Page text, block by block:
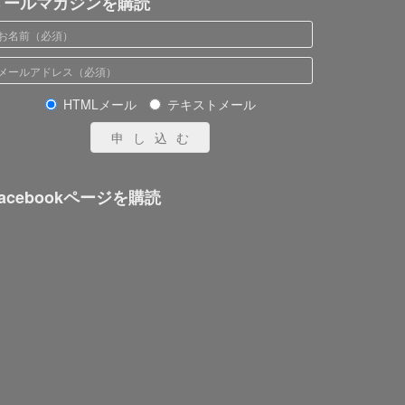
HTMLメール
テキストメール
申し込む
ページを購読